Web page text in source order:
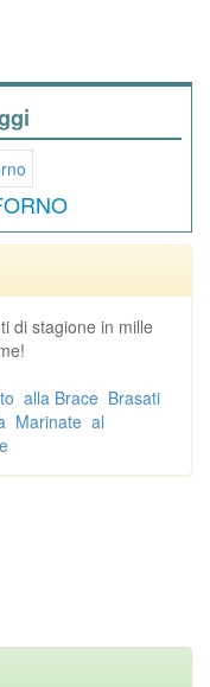
di stagione in mille
alla Brace Brasati
Marinate al